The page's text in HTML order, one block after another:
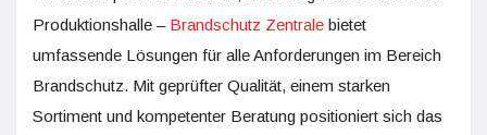
Produktionshalle – Brandschutz Zentrale bietet
umfassende Lösungen für alle Anforderungen im Bereich
Brandschutz. Mit geprüfter Qualität, einem starken
Sortiment und kompetenter Beratung positioniert sich das